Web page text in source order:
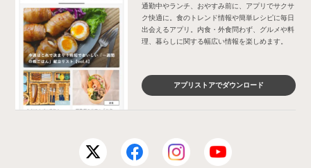
通勤中やランチ、おやすみ前に、アプリでサクサ
ク快適に。食のトレンド情報や簡単レシピに毎日
出会えるアプリ。内食・外食問わず、グルメや料
理、暮らしに関する幅広い情報を楽しめます。
アプリストアでダウンロード